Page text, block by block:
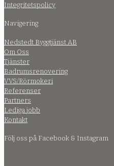
Integritetspolicy
Navigering
Nedstedt Byggtjänst AB
Om Oss
Tjänster
Badrumsrenovering
VVS/Rörmokeri
Referenser
Partners
Lediga jobb
Kontakt
Följ oss på Facebook & Instagram